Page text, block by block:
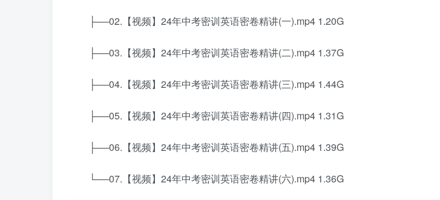
├──02.【视频】24年中考密训英语密卷精讲(一).mp4 1.20G
├──03.【视频】24年中考密训英语密卷精讲(二).mp4 1.37G
├──04.【视频】24年中考密训英语密卷精讲(三).mp4 1.44G
├──05.【视频】24年中考密训英语密卷精讲(四).mp4 1.31G
├──06.【视频】24年中考密训英语密卷精讲(五).mp4 1.39G
└──07.【视频】24年中考密训英语密卷精讲(六).mp4 1.36G